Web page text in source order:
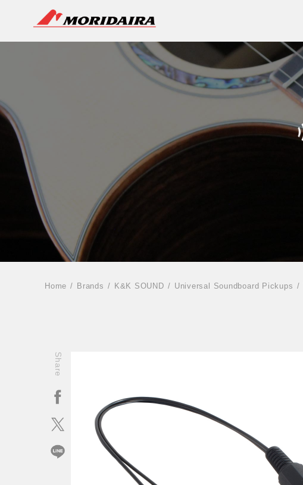
Home Brands K&K SOUND Universal Soundboard Pickups
Share